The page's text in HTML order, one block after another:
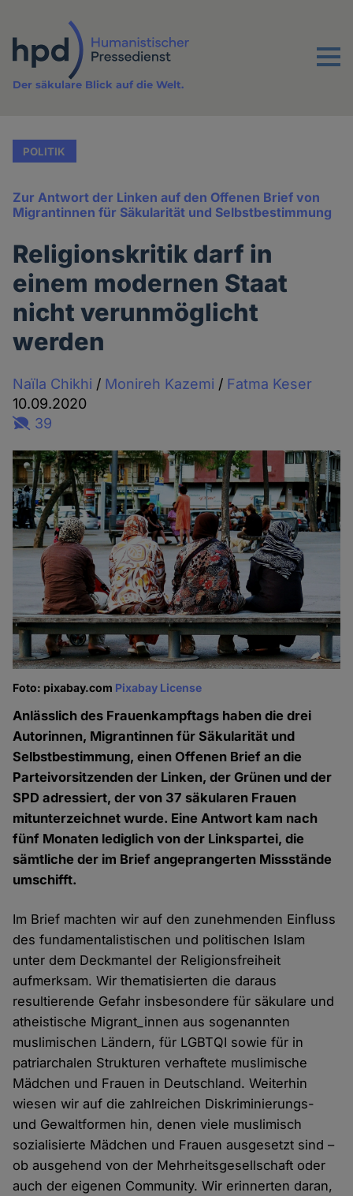
Inhalt
Menu
Der säkulare Blick auf die Welt.
POLITIK
Zur Antwort der Linken auf den Offenen Brief von
Migrantinnen für Säkularität und Selbstbestimmung
Religionskritik darf in
einem modernen Staat
nicht verunmöglicht
werden
Naïla Chikhi / Monireh Kazemi / Fatma Keser
10.09.2020
39
Foto: pixabay.com Pixabay License
Anlässlich des Frauenkampftags haben die drei
Autorinnen, Migrantinnen für Säkularität und
Selbstbestimmung, einen Offenen Brief an die
Parteivorsitzenden der Linken, der Grünen und der
SPD adressiert, der von 37 säkularen Frauen
mitunterzeichnet wurde. Eine Antwort kam nach
fünf Monaten lediglich von der Linkspartei, die
sämtliche der im Brief angeprangerten Missstände
umschifft.
Im Brief machten wir auf den zunehmenden Einfluss
des fundamentalistischen und politischen Islam
unter dem Deckmantel der Religionsfreiheit
aufmerksam. Wir thematisierten die daraus
resultierende Gefahr insbesondere für säkulare und
atheistische Migrant_innen aus sogenannten
muslimischen Ländern, für LGBTQI sowie für in
patriarchalen Strukturen verhaftete muslimische
Mädchen und Frauen in Deutschland. Weiterhin
wiesen wir auf die zahlreichen Diskriminierungs-
und Gewaltformen hin, denen viele muslimisch
sozialisierte Mädchen und Frauen ausgesetzt sind –
ob ausgehend von der Mehrheitsgesellschaft oder
auch der eigenen Community. Wir erinnerten daran,